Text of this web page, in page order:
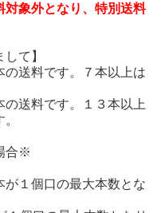
象外となり、特別送料
て】
の送料です。７本以上は
の送料です。１３本以上
合※
が１個口の最大本数とな